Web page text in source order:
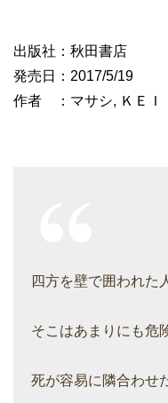
出版社：秋田書店
発売日：2017/5/19
作者 ：マサシ, ＫＥＩ
四方を壁で囲われた
そこはあまりにも危
死が容易に隣合わせ